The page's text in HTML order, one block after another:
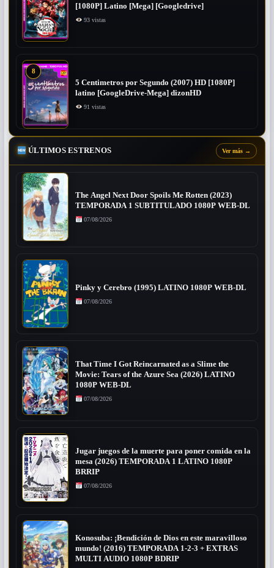
[1080P] Latino [Mega] [Googledrive]
93 vistas
8
5 Centimetros por Segundo (2007) ​HD [1080P]
latino [GoogleDrive-Mega] dizonHD
91 vistas
ÚLTIMOS ESTRENOS Ver más →
The Angel Next Door Spoils Me Rotten (2023)
TEMPORADA 1 SUBTITULADO 1080P WEB-DL
07/08/2026
Pinky y Cerebro (1995) LATINO 1080P WEB-DL
07/08/2026
That Time I Got Reincarnated as a Slime the
Movie: Tears of the Azure Sea (2026) LATINO
1080P WEB-DL
07/08/2026
Jugar juegos de la muerte para poner comida en la
mesa (2026) TEMPORADA 1 LATINO 1080P
BRRIP
07/08/2026
Konosuba: ¡Bendición de Dios en este maravilloso
mundo! (2016) TEMPORADA 1-2-3 + EXTRAS
MULTI AUDIO 1080P BDRIP